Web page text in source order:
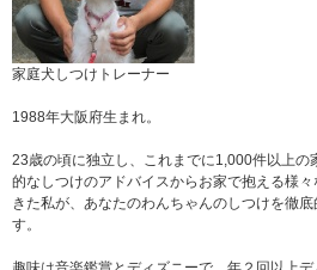
家庭犬しつけトレーナー
1988年大阪府生まれ。
23歳の頃に独立し、これまでに1,000件以上の
的なしつけのアドバイスからお家で抱える様
きた私が、あなたのわんちゃんのしつけを徹
す。